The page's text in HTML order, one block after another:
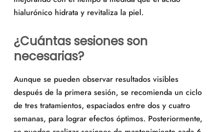
hialurónico hidrata y revitaliza la piel.
¿Cuántas sesiones son
necesarias?
Aunque se pueden observar resultados visibles
después de la primera sesión, se recomienda un ciclo
de tres tratamientos, espaciados entre dos y cuatro
semanas, para lograr efectos óptimos. Posteriormente,